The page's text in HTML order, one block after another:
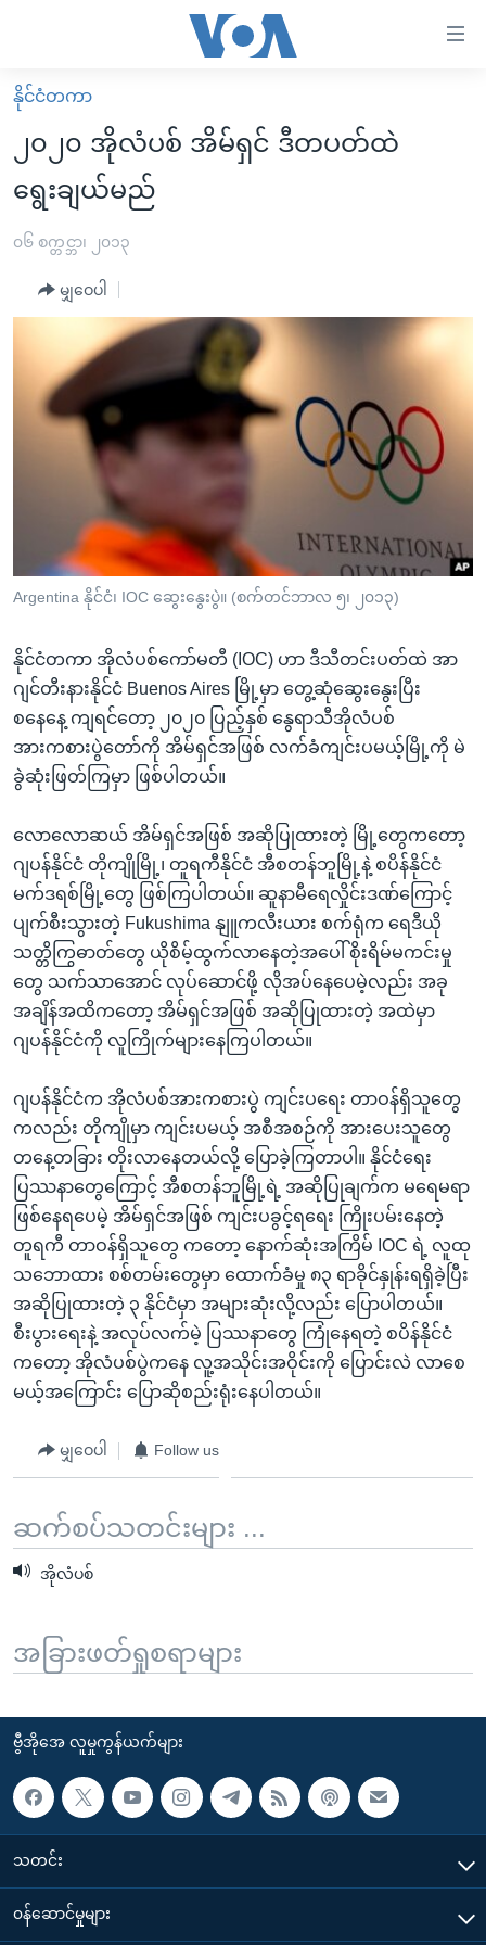
လွယ်ကူ
စေ
Link
များ
အကြောင်းအရာ
ကြည့်
စာမျက်နှာ
သို့
ကျော်
ရန်
ရှာဖွေ
ရန်
နေရာ
သို့
ရန်
မူလစာမျက်နှာ
မြန်မာ
ကမ္ဘာ့သတင်းများ
အစ္စရေး-ပါလက်စတိုင်း
ဗွီဒီယို
ရပ်ဝန်းတခု လမ်းတခု အလွန်
အင်္ဂလိပ်စာလေ့လာမယ်
အမေရိကန်သုံးအီဒီယံ
မကြေးမုံရဲ့ အင်္ဂလိပ်စာ
ရုပ်ရှင်ထဲက အင်္ဂလိပ်စာ
သုတပဒေသာ အင်္ဂလိပ်စာ
အပတ်စဉ်ကဏ္ဍများ
ရေဒီယို
ရေဒီယိုနှင့်ရုပ်သံ အချက်အလက်များ
ရေဒီယို/တီဗွီအစီအစဉ်
Learning English
ဗွီအိုအေ လူမှုကွန်ယက်များ
ဘာသာစကားများ
နိုင်ငံတကာ
၂၀၂၀ အိုလံပစ် အိမ်ရှင် ဒီတပတ်ထဲ
ရွေးချယ်မည်
၀၆ စက္တင္ဘာ၊ ၂၀၁၃
မျှဝေပါ
Argentina နိုင်ငံ၊ IOC ဆွေးနွေးပွဲ။ (စက်တင်ဘာလ ၅၊ ၂၀၁၃)
နိုင်ငံတကာ အိုလံပစ်ကော်မတီ (IOC) ဟာ ဒီသီတင်းပတ်ထဲ အာ
ဂျင်တီးနားနိုင်ငံ Buenos Aires မြို့မှာ တွေ့ဆုံဆွေးနွေးပြီး
စနေနေ့ ကျရင်တော့ ၂၀၂၀ ပြည့်နှစ် နွေရာသီအိုလံပစ်
အားကစားပွဲတော်ကို အိမ်ရှင်အဖြစ် လက်ခံကျင်းပမယ့်မြို့ကို မဲ
ခွဲဆုံးဖြတ်ကြမှာ ဖြစ်ပါတယ်။
လောလောဆယ် အိမ်ရှင်အဖြစ် အဆိုပြုထားတဲ့ မြို့တွေကတော့
ဂျပန်နိုင်ငံ တိုကျိုမြို့၊ တူရကီနိုင်ငံ အီစတန်ဘူမြို့နဲ့ စပိန်နိုင်ငံ
မက်ဒရစ်မြို့တွေ ဖြစ်ကြပါတယ်။ ဆူနာမီရေလှိုင်းဒဏ်ကြောင့်
ပျက်စီးသွားတဲ့ Fukushima နျူကလီးယား စက်ရုံက ရေဒီယို
သတ္တိကြွဓာတ်တွေ ယိုစိမ့်ထွက်လာနေတဲ့အပေါ် စိုးရိမ်မကင်းမှု
တွေ သက်သာအောင် လုပ်ဆောင်ဖို့ လိုအပ်နေပေမဲ့လည်း အခု
အချိန်အထိကတော့ အိမ်ရှင်အဖြစ် အဆိုပြုထားတဲ့ အထဲမှာ
ဂျပန်နိုင်ငံကို လူကြိုက်များနေကြပါတယ်။
ဂျပန်နိုင်ငံက အိုလံပစ်အားကစားပွဲ ကျင်းပရေး တာဝန်ရှိသူတွေ
ကလည်း တိုကျိုမှာ ကျင်းပမယ့် အစီအစဉ်ကို အားပေးသူတွေ
တနေ့တခြား တိုးလာနေတယ်လို့ ပြောခဲ့ကြတာပါ။ နိုင်ငံရေး
ပြဿနာတွေကြောင့် အီစတန်ဘူမြို့ရဲ့ အဆိုပြုချက်က မရေမရာ
ဖြစ်နေရပေမဲ့ အိမ်ရှင်အဖြစ် ကျင်းပခွင့်ရရေး ကြိုးပမ်းနေတဲ့
တူရကီ တာဝန်ရှိသူတွေ ကတော့ နောက်ဆုံးအကြိမ် IOC ရဲ့ လူထု
သဘောထား စစ်တမ်းတွေမှာ ထောက်ခံမှု ၈၃ ရာခိုင်နှုန်းရရှိခဲ့ပြီး
အဆိုပြုထားတဲ့ ၃ နိုင်ငံမှာ အများဆုံးလို့လည်း ပြောပါတယ်။
စီးပွားရေးနဲ့ အလုပ်လက်မဲ့ ပြဿနာတွေ ကြုံနေရတဲ့ စပိန်နိုင်ငံ
ကတော့ အိုလံပစ်ပွဲကနေ လူ့အသိုင်းအဝိုင်းကို ပြောင်းလဲ လာစေ
မယ့်အကြောင်း ပြောဆိုစည်းရုံးနေပါတယ်။
မျှဝေပါ Follow us
ဆက်စပ်သတင်းများ ...
အိုလံပစ်
အခြားဖတ်ရှုစရာများ
ဗွီအိုအေ လူမှုကွန်ယက်များ
သတင်း
၀န်ဆောင်မှုများ